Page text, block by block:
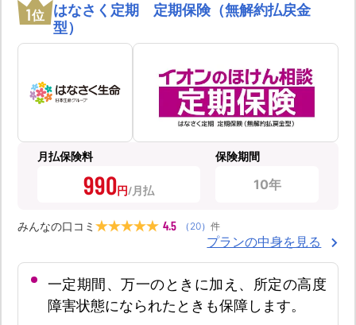
1位
はなさく定期 定期保険（無解約払戻金
型）
月払保険料
990円
保険期間
10年
みんなの口コミ 4.5 （ 20） 件
プランの中身を見る
一定期間、万一のときに加え、所定の高度
障害状態になられたときも保障します。